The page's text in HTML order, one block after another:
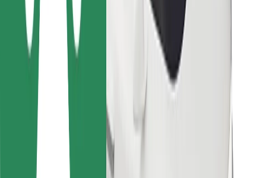
„Bolt for Business“
Kita
Paslaugų teikėjai
Sąlygos
Saugumas
Automobilis atvyks per kelias minutes!
Atsisiųsti programėlę „Bolt“